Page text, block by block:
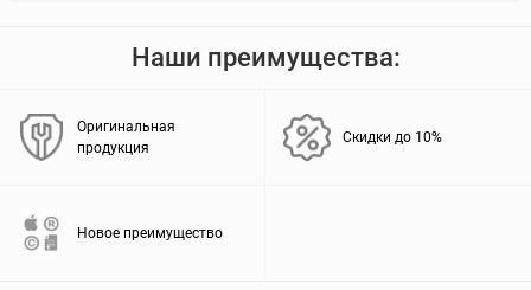
Наши преимущества:
Оригинальная
продукция
Скидки до 10%
Новое преимущество